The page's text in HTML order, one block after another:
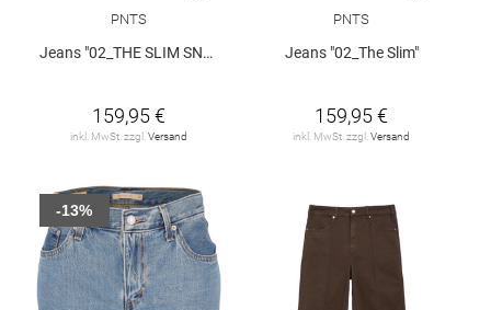
PNTS
Jeans "02_THE SLIM SNOS"
159,95 €
inkl. MwSt. zzgl. Versand
PNTS
Jeans "02_The Slim"
159,95 €
inkl. MwSt. zzgl. Versand
-13%